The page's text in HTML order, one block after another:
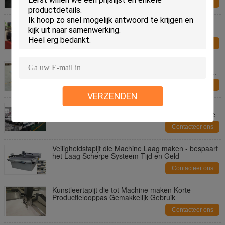
VERZENDEN
Computerverrichting Golfvakje die tot Machine
maken Snelle Geschikt Gegevenstransmissie
Steekproef Golfdoos die
Machine/Kartonplottersnijder Aangepaste Grootte
De plastic van de de Raadssnijmachine van het
Raadspp Blad Hoge Nauwkeurigheid voor Reclame
Contacteer ons
Veiligheidstapijt die Machine Laag maken - bespaart
het Laag Scherpe Systeem Tijd en Geld
Contacteer ons
Kunstleertapijt die tot Machine maken Korte
Productielooppas Gemakkelijk Gebruik
Contacteer ons